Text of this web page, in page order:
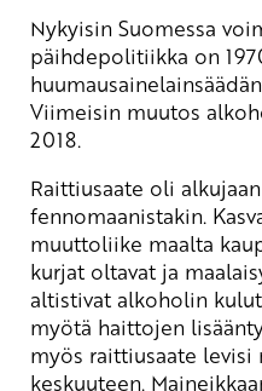
Nykyisin Suomessa
päihdepolitiikka on
Viimeisin muutos
2018.
Raittiusaate oli
fennomaanistakin.
muuttoliike maalta
kurjat oltavat ja
altistivat alkoholin
myötä haittojen
myös raittiusaate levisi
keskuuteen.